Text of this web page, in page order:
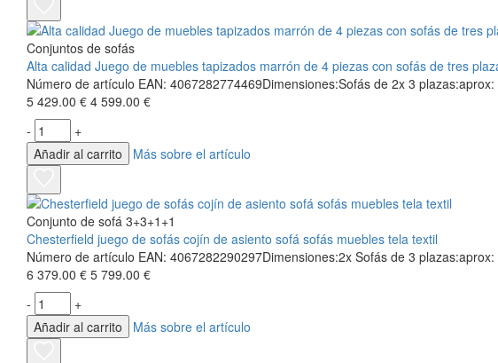
Conjuntos de sofás
Alta calidad Juego de muebles tapizados marrón de 4 piezas con sofás de tres
Número de artículo EAN: 4067282774469Dimensiones:Sofás de 2x 3
5 429.00 € 4 599.00 €
-
+
Añadir al carrito
Más sobre el artículo
Conjunto de sofá 3+3+1+1
Chesterfield juego de sofás cojín de asiento sofá sofás muebles tela textil
Número de artículo EAN: 4067282290297Dimensiones:2x Sofás de 3
6 379.00 € 5 799.00 €
-
+
Añadir al carrito
Más sobre el artículo